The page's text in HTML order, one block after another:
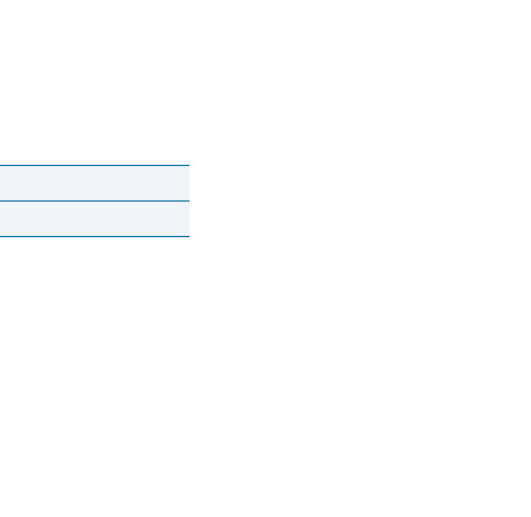
manieren om uw
hoe u dat doet (